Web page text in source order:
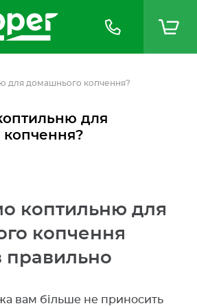
для домашнього копчення?
для
коптильню для
копчення
правильно
вам більше не приносить